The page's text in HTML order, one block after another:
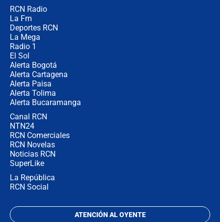
RCN Radio
La Fm
Deportes RCN
La Mega
Radio 1
El Sol
Alerta Bogotá
Alerta Cartagena
Alerta Paisa
Alerta Tolima
Alerta Bucaramanga
Canal RCN
NTN24
RCN Comerciales
RCN Novelas
Noticias RCN
SuperLike
La República
RCN Social
ATENCIÓN AL OYENTE